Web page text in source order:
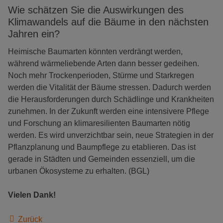
Wie schätzen Sie die Auswirkungen des
Klimawandels auf die Bäume in den nächsten
Jahren ein?
Heimische Baumarten könnten verdrängt werden,
während wärmeliebende Arten dann besser gedeihen.
Noch mehr Trockenperioden, Stürme und Starkregen
werden die Vitalität der Bäume stressen. Dadurch werden
die Herausforderungen durch Schädlinge und Krankheiten
zunehmen. In der Zukunft werden eine intensivere Pflege
und Forschung an klimaresilienten Baumarten nötig
werden. Es wird unverzichtbar sein, neue Strategien in der
Pflanzplanung und Baumpflege zu etablieren. Das ist
gerade in Städten und Gemeinden essenziell, um die
urbanen Ökosysteme zu erhalten. (BGL)
Vielen Dank!
Zurück